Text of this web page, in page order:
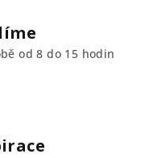
od 8 do 15 hodin